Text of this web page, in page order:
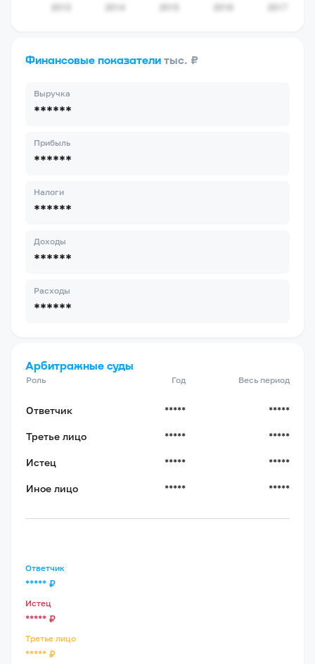
Финансовые показатели тыс. ₽
Выручка
******
Прибыль
******
Налоги
******
Доходы
******
Расходы
******
Арбитражные суды
Роль Год Весь период
Ответчик ***** *****
Третье лицо ***** *****
Истец ***** *****
Иное лицо ***** *****
Ответчик
***** ₽
Истец
***** ₽
Третье лицо
***** ₽